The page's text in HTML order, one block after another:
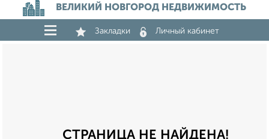
ВЕЛИКИЙ НОВГОРОД НЕДВИЖИМОСТЬ
Закладки Личный кабинет
СТРАНИЦА НЕ НАЙДЕНА!